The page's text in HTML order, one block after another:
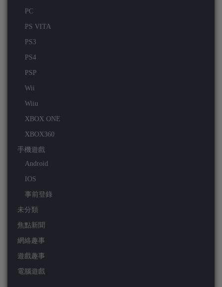
PC
PS VITA
PS3
PS4
PSP
Wii
Wiiu
XBOX ONE
XBOX360
手機遊戲
Android
IOS
事前登錄
未分類
焦點新聞
網絡趣事
遊戲趣事
電腦遊戲